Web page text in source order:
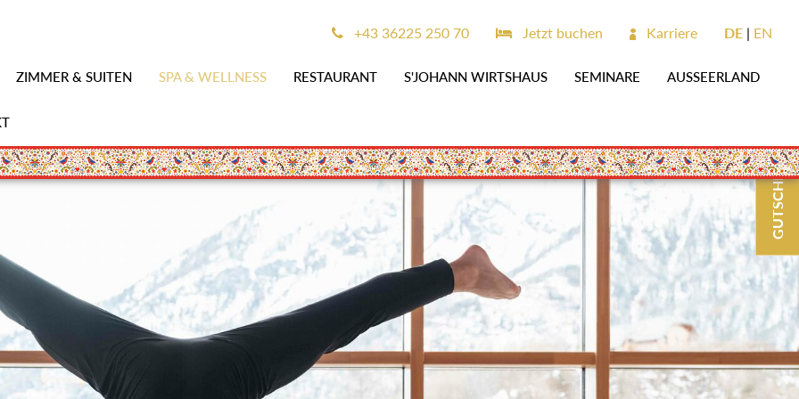
ZIMMER & SUITEN SPA & WELLNESS RESTAURANT S'JOHANN WIRTSHAUS SEMINARE AUSSEERLAND
+43 36225 250 70 Jetzt buchen Karriere DE EN
GUTSCHEINE